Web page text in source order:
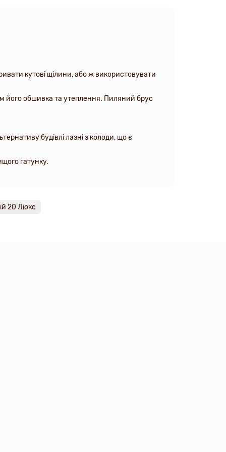
кутові щілини, або ж використовувати
його обшивка та утеплення. Пиляний брус
будівлі лазні з колоди, що є
гатунку.
20 Люкс